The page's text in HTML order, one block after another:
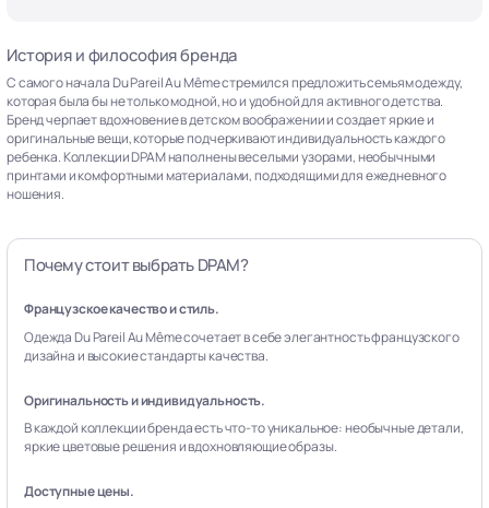
История и философия бренда
С самого начала Du Pareil Au Même стремился предложить семьям одежду,
которая была бы не только модной, но и удобной для активного детства.
Бренд черпает вдохновение в детском воображении и создает яркие и
оригинальные вещи, которые подчеркивают индивидуальность каждого
ребенка. Коллекции DPAM наполнены веселыми узорами, необычными
принтами и комфортными материалами, подходящими для ежедневного
ношения.
Почему стоит выбрать DPAM?
Французское качество и стиль.
Одежда Du Pareil Au Même сочетает в себе элегантность французского
дизайна и высокие стандарты качества.
Оригинальность и индивидуальность.
В каждой коллекции бренда есть что-то уникальное: необычные детали,
яркие цветовые решения и вдохновляющие образы.
Доступные цены.